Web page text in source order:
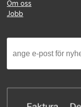
Om oss
Jobb